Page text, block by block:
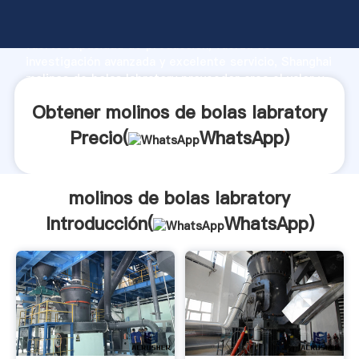
fuerte capacidad de producción, fuerza de
molinos de bolas labratory proveedor crea el valor y
Obtener molinos de bolas labratory
Precio(
WhatsApp)
molinos de bolas labratory
Introducción(
WhatsApp)